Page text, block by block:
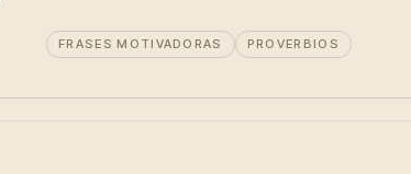
FRASES MOTIVADORAS PROVERBIOS